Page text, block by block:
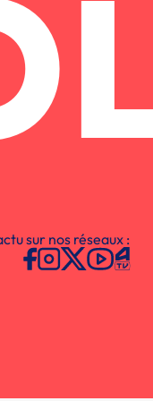
sur nos réseaux :